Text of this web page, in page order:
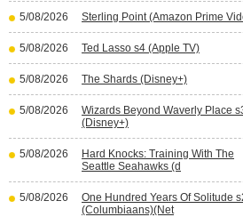
5/08/2026 Sterling Point (Amazon Prime
5/08/2026 Ted Lasso s4 (Apple TV)
5/08/2026 The Shards (Disney+)
5/08/2026
Wizards Beyond Waverly Place
(Disney+)
5/08/2026
Hard Knocks: Training With The
Seattle Seahawks (d
5/08/2026
One Hundred Years Of Solitude
(Columbiaans)(Net